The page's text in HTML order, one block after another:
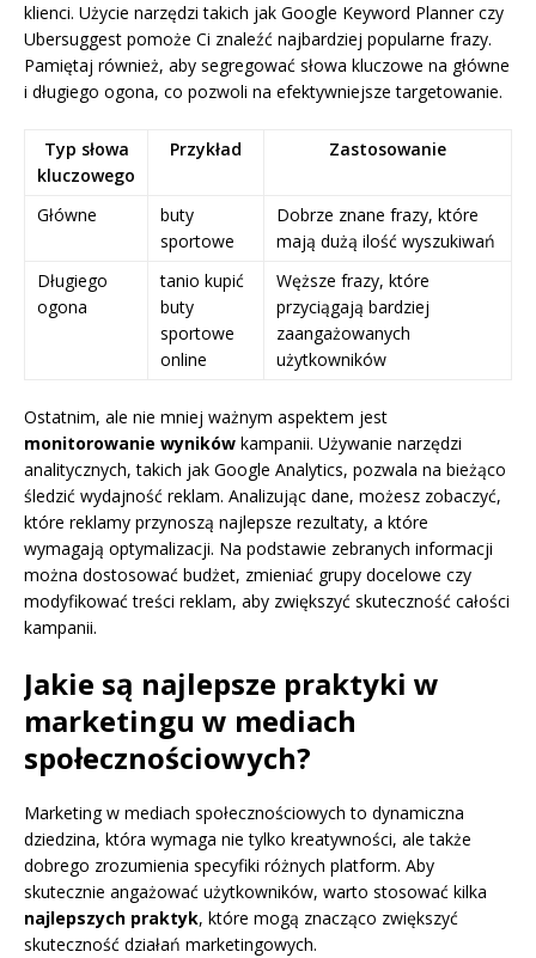
klienci. Użycie narzędzi takich jak Google Keyword Planner czy
Ubersuggest pomoże Ci znaleźć najbardziej popularne frazy.
Pamiętaj również, aby segregować słowa kluczowe na główne
i długiego ogona, co pozwoli na efektywniejsze targetowanie.
Typ słowa
kluczowego
Przykład Zastosowanie
Główne
buty
sportowe
Dobrze znane frazy, które
mają dużą ilość wyszukiwań
Długiego
ogona
tanio kupić
buty
sportowe
online
Węższe frazy, które
przyciągają bardziej
zaangażowanych
użytkowników
Ostatnim, ale nie mniej ważnym aspektem jest
monitorowanie wyników kampanii. Używanie narzędzi
analitycznych, takich jak Google Analytics, pozwala na bieżąco
śledzić wydajność reklam. Analizując dane, możesz zobaczyć,
które reklamy przynoszą najlepsze rezultaty, a które
wymagają optymalizacji. Na podstawie zebranych informacji
można dostosować budżet, zmieniać grupy docelowe czy
modyfikować treści reklam, aby zwiększyć skuteczność całości
kampanii.
Jakie są najlepsze praktyki w
marketingu w mediach
społecznościowych?
Marketing w mediach społecznościowych to dynamiczna
dziedzina, która wymaga nie tylko kreatywności, ale także
dobrego zrozumienia specyfiki różnych platform. Aby
skutecznie angażować użytkowników, warto stosować kilka
najlepszych praktyk, które mogą znacząco zwiększyć
skuteczność działań marketingowych.